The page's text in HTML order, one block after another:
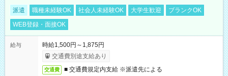
派遣 職種未経験OK 社会人未経験OK 大学生歓迎
ブランクOK
WEB登録・面接OK
給与
時給1,500円～1,875円
交通費別途支給あり
交通費 ■ 交通費規定内支給 ※派遣先による